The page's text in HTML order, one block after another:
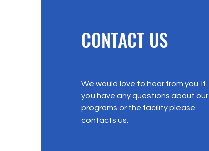
CONTACT US
We would love to hear from you. If
you have any questions about our
programs or the facility please
contacts us.